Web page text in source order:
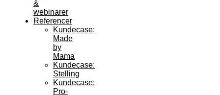
&
webinarer
Referencer
Kundecase:
Made
by
Mama
Kundecase:
Stelling
Kundecase:
Pro-